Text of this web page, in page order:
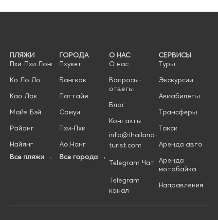
ПЛЯЖИ
Пхи-Пхи Лонг
Ко Ло Ло
Као Лак
Майя Бэй
Районг
Найянг
Все пляжи →
ГОРОДА
Пхукет
Бангкок
Паттайя
Самуи
Пхи-Пхи
Ао Нанг
Все города →
О НАС
О нас
Вопросы-
ответы
Блог
Контакты
info@thailand-
turist.com
Telegram Чат
Telegram
канал
СЕРВИСЫ
Туры
Экскурсии
Авиабилеты
Трансферы
Такси
Аренда авто
Аренда
мотобайка
Направления